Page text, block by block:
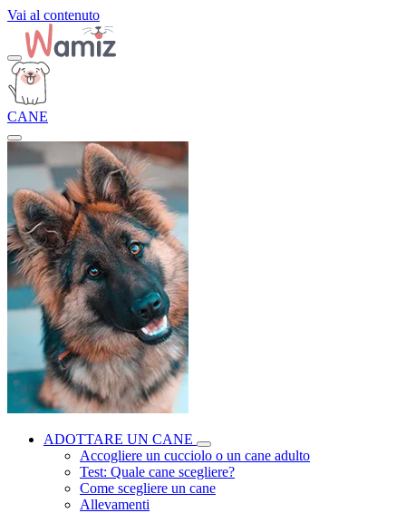
Vai al contenuto
CANE
ADOTTARE UN CANE
Accogliere un cucciolo o un cane adulto
Test: Quale cane scegliere?
Come scegliere un cane
Allevamenti